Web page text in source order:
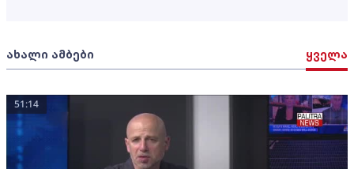
ახალი ამბები ყველა
51:14